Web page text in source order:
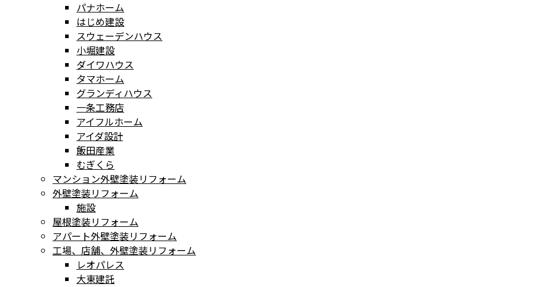
パナホーム
はじめ建設
スウェーデンハウス
小堀建設
ダイワハウス
タマホーム
グランディハウス
一条工務店
アイフルホーム
アイダ設計
飯田産業
むぎくら
マンション外壁塗装リフォーム
外壁塗装リフォーム
施設
屋根塗装リフォーム
アパート外壁塗装リフォーム
工場、店舗、外壁塗装リフォーム
レオパレス
大東建託